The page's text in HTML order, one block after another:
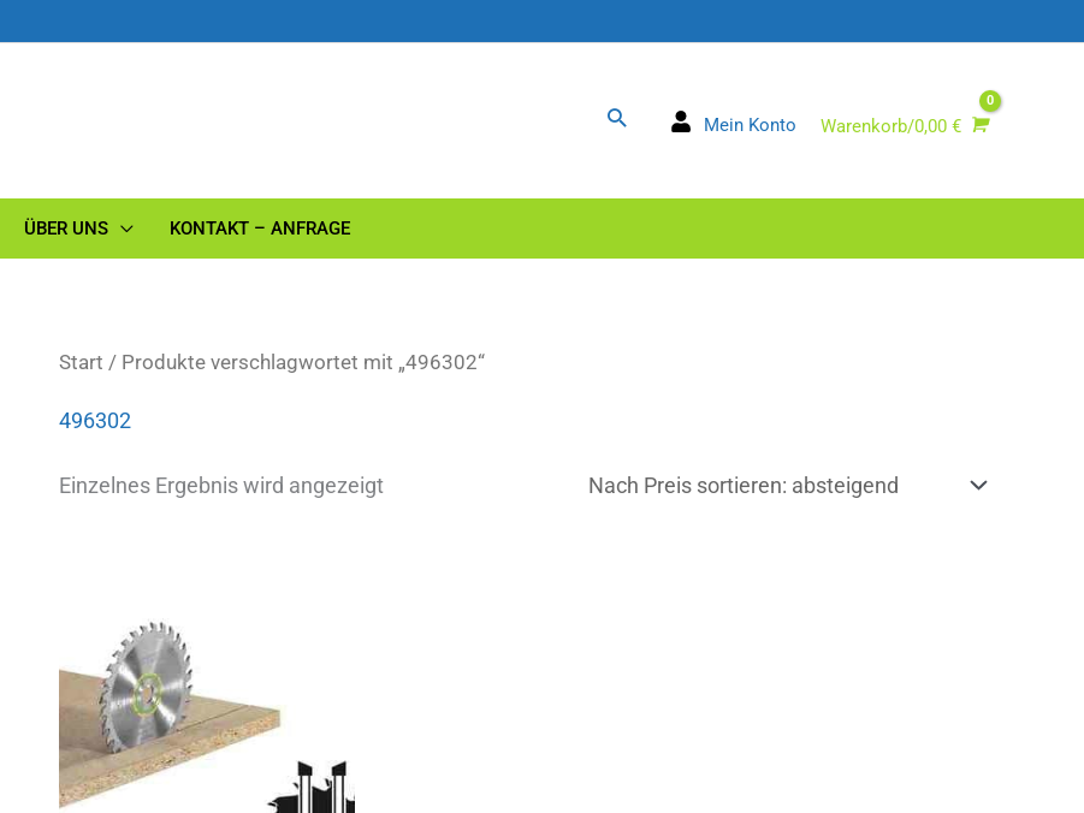
Suchen Mein Konto Warenkorb/0,00 €
ÜBER UNS KONTAKT – ANFRAGE
Start / Produkte verschlagwortet mit „496302“
496302
Einzelnes Ergebnis wird angezeigt